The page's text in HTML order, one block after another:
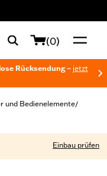
(0)
Rücksendung – jetzt
und Bedienelemente/
Einbau prüfen